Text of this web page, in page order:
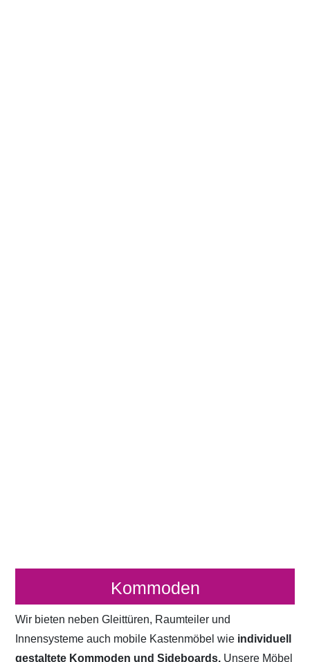
Kommoden
Wir bieten neben Gleittüren, Raumteiler und
Innensysteme auch mobile Kastenmöbel wie individuell
gestaltete Kommoden und Sideboards. Unsere Möbel